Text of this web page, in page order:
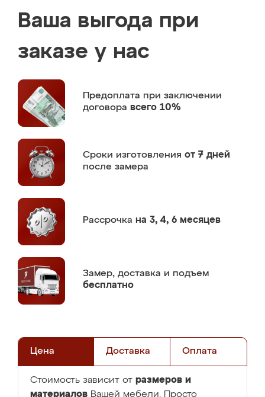
Ваша выгода при
заказе у нас
Предоплата при заключении
договора всего 10%
Сроки изготовления от 7 дней
после замера
Рассрочка на 3, 4, 6 месяцев
Замер, доставка и подъем
бесплатно
Цена Доставка Оплата
Стоимость зависит от размеров и
материалов Вашей мебели. Просто